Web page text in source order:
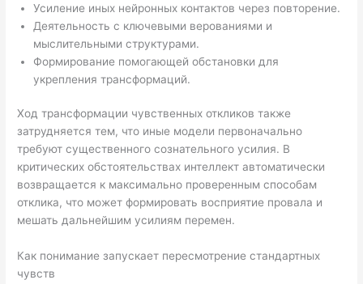
Усиление иных нейронных контактов через повторение.
Деятельность с ключевыми верованиями и
мыслительными структурами.
Формирование помогающей обстановки для
укрепления трансформаций.
Ход трансформации чувственных откликов также
затрудняется тем, что иные модели первоначально
требуют существенного сознательного усилия. В
критических обстоятельствах интеллект автоматически
возвращается к максимально проверенным способам
отклика, что может формировать восприятие провала и
мешать дальнейшим усилиям перемен.
Как понимание запускает пересмотрение стандартных
чувств